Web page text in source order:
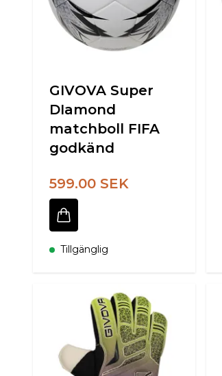
GIVOVA Super
DIamond
matchboll FIFA
godkänd
599.00 SEK
Tillgänglig